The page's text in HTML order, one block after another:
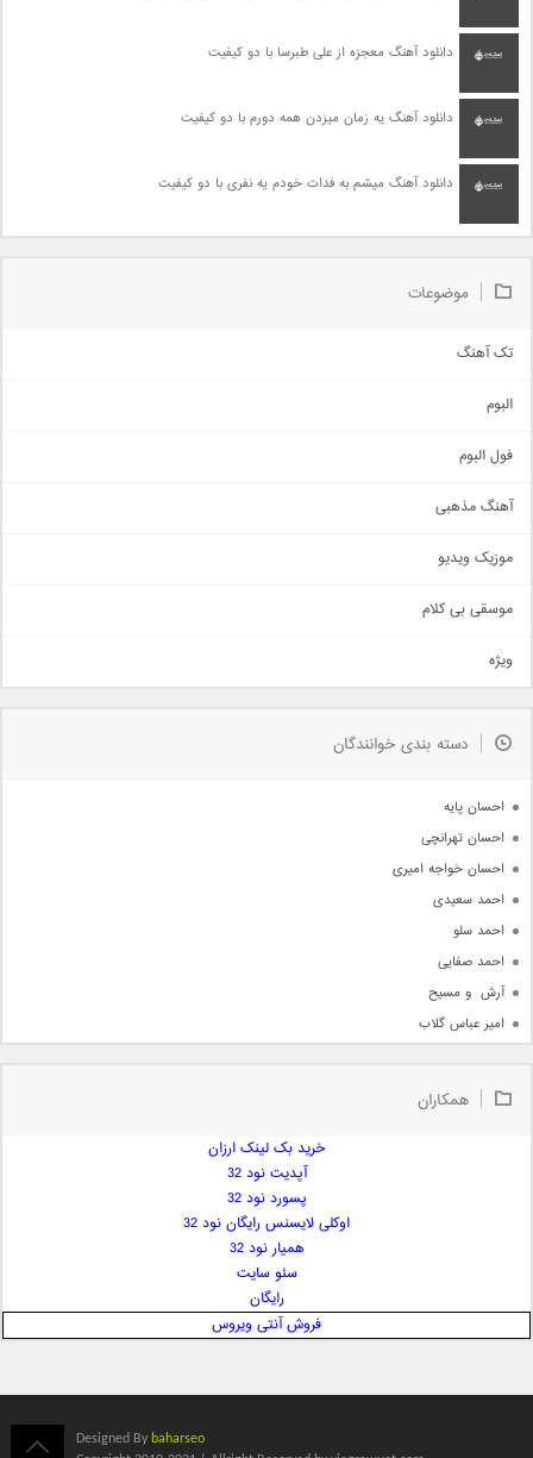
دانلود آهنگ معجزه از علی طبرسا با دو کیفیت
دانلود آهنگ یه زمان میزدن همه دورم با دو کیفیت
دانلود آهنگ میشم به فدات خودم یه نفری با دو کیفیت
موضوعات
تک آهنگ
اجتماعی
حماسی
سنتی
اهنگ بندرعباسی
دمو
مذهبی
جدیدترین ها
البوم
فول البوم
آهنگ مذهبی
موزیک ویدیو
موسقی بی کلام
ویژه
دسته بندی خوانندگان
احسان پایه
احسان تهرانچی
احسان خواجه امیری
احمد سعیدی
احمد سلو
احمد صفایی
آرش  و مسیح
امیر عباس گلاب
امیر علی
ایمان غلامی
بابک جهانبخش
همکاران
خرید بک لینک ارزان
آپدیت نود 32
پسورد نود 32
اوکلی لایسنس رایگان نود 32
همیار نود 32
سئو سایت
رایگان
فروش آنتی ویروس
Designed By baharseo